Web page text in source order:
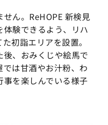
ん。ReHOPE 新検見
験できるよう、リハ
初詣エリアを設置。
、おみくじや絵馬で
は甘酒やお汁粉、わ
事を楽しんでいる様子